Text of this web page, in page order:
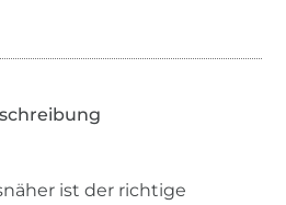
ist der richtige